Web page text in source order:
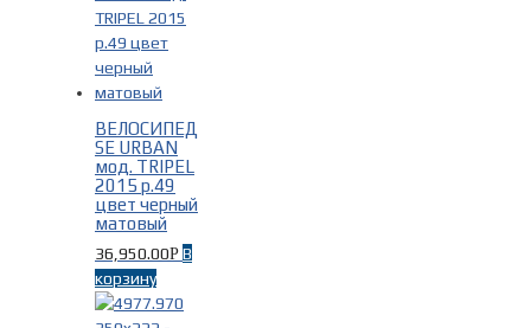
ВЕЛОСИПЕД
SE URBAN
мод. TRIPEL
2015 р.49
цвет черный
матовый
36,950.00Р В
корзину